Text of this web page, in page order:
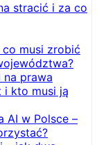
stracić i za co
musi zrobić
na prawa
i kto musi ją
AI w Polsce –